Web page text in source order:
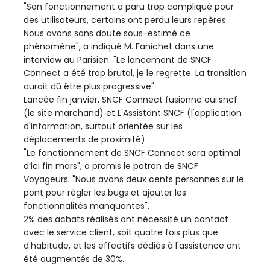
"Son fonctionnement a paru trop compliqué pour
des utilisateurs, certains ont perdu leurs repères.
Nous avons sans doute sous-estimé ce
phénomène", a indiqué M. Fanichet dans une
interview au Parisien. "Le lancement de SNCF
Connect a été trop brutal, je le regrette. La transition
aurait dû être plus progressive".
Lancée fin janvier, SNCF Connect fusionne oui.sncf
(le site marchand) et L'Assistant SNCF (l'application
d'information, surtout orientée sur les
déplacements de proximité).
"Le fonctionnement de SNCF Connect sera optimal
d’ici fin mars", a promis le patron de SNCF
Voyageurs. "Nous avons deux cents personnes sur le
pont pour régler les bugs et ajouter les
fonctionnalités manquantes".
2% des achats réalisés ont nécessité un contact
avec le service client, soit quatre fois plus que
d’habitude, et les effectifs dédiés à l'assistance ont
été augmentés de 30%.